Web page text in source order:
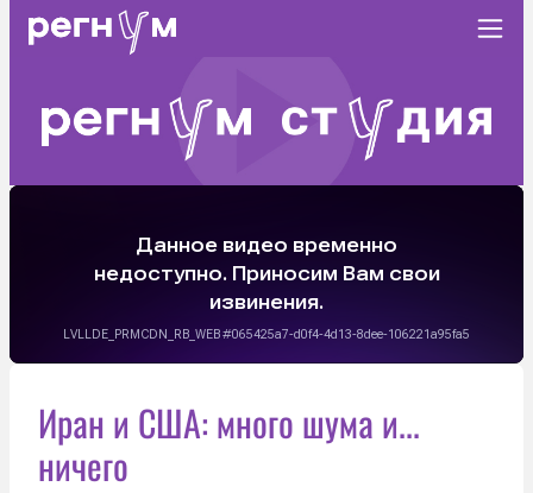
Иран и США: много шума и...
ничего